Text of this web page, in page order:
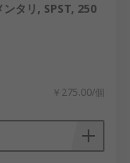
タリ, SPST, 250
￥275.00/個